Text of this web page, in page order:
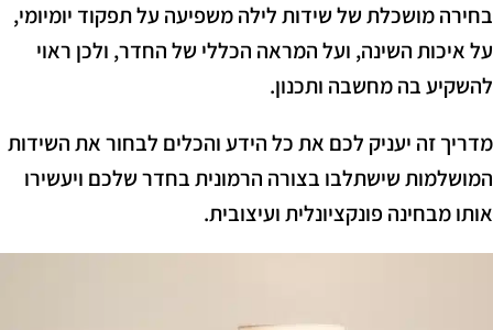
בחירה מושכלת של שידות לילה משפיעה על תפקוד יומיומי,
על איכות השינה, ועל המראה הכללי של החדר, ולכן ראוי
להשקיע בה מחשבה ותכנון.
מדריך זה יעניק לכם את כל הידע והכלים לבחור את השידות
המושלמות שישתלבו בצורה הרמונית בחדר שלכם ויעשירו
אותו מבחינה פונקציונלית ועיצובית.